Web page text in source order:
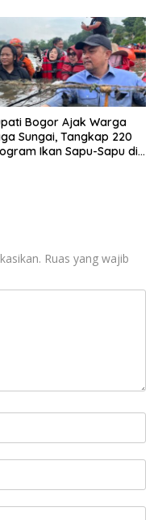
Bogor Ajak Warga
Sungai, Tangkap 220
Ikan Sapu-Sapu di
Ruas yang wajib